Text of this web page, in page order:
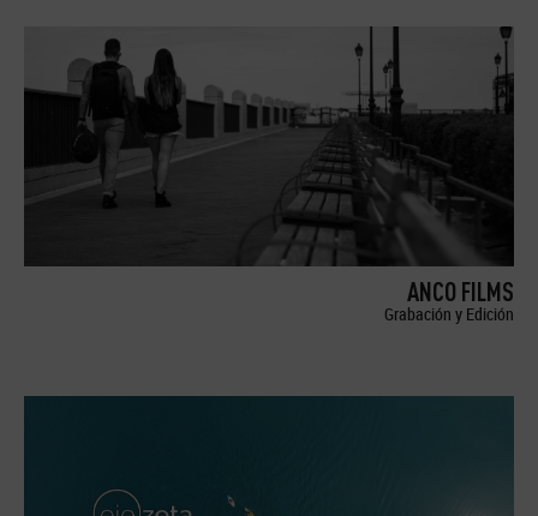
ANCO FILMS
Grabación y Edición